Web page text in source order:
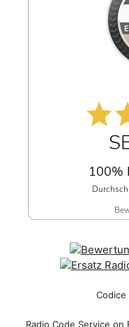
100%
Codice
Radio Code Service on